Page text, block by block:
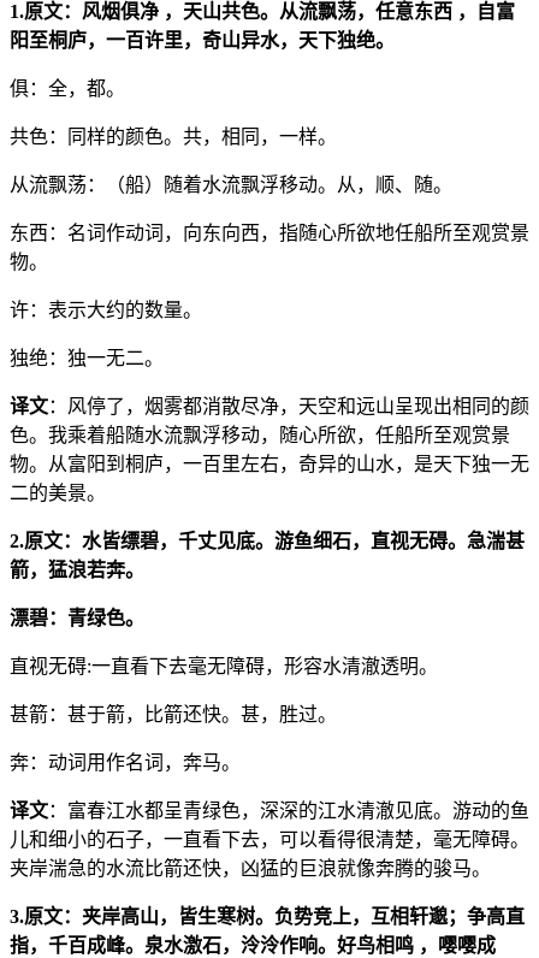
1.原文：风烟俱净 ，天山共色。从流飘荡，任意东西 ，自富
阳至桐庐，一百许里，奇山异水，天下独绝。
俱：全，都。
共色：同样的颜色。共，相同，一样。
从流飘荡：（船）随着水流飘浮移动。从，顺、随。
东西：名词作动词，向东向西，指随心所欲地任船所至观赏景
物。
许：表示大约的数量。
独绝：独一无二。
译文：风停了，烟雾都消散尽净，天空和远山呈现出相同的颜
色。我乘着船随水流飘浮移动，随心所欲，任船所至观赏景
物。从富阳到桐庐，一百里左右，奇异的山水，是天下独一无
二的美景。
2.原文：水皆缥碧，千丈见底。游鱼细石，直视无碍。急湍甚
箭，猛浪若奔。
漂碧：青绿色。
直视无碍:一直看下去毫无障碍，形容水清澈透明。
甚箭：甚于箭，比箭还快。甚，胜过。
奔：动词用作名词，奔马。
译文：富春江水都呈青绿色，深深的江水清澈见底。游动的鱼
儿和细小的石子，一直看下去，可以看得很清楚，毫无障碍。
夹岸湍急的水流比箭还快，凶猛的巨浪就像奔腾的骏马。
3.原文：夹岸高山，皆生寒树。负势竞上，互相轩邈；争高直
指，千百成峰。泉水激石，泠泠作响。好鸟相鸣 ，嘤嘤成